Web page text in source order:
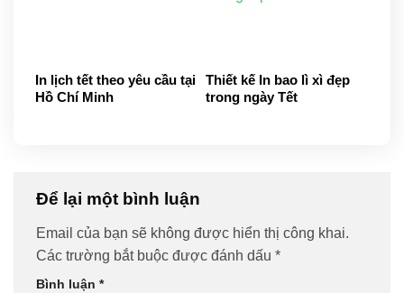
In lịch tết theo yêu cầu tại
Hồ Chí Minh
Thiết kế In bao lì xì đẹp
trong ngày Tết
Để lại một bình luận
Email của bạn sẽ không được hiển thị công khai.
Các trường bắt buộc được đánh dấu *
Bình luận *